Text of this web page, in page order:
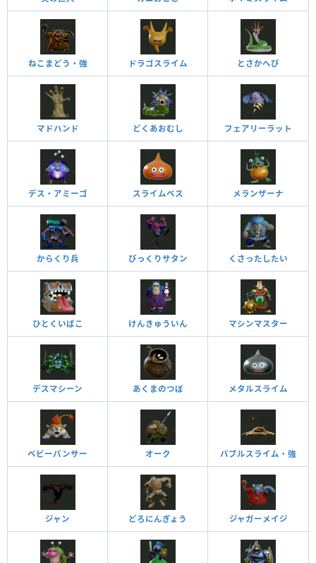
ねこまどう・強 ドラゴスライム とさかへび
マドハンド どくあおむし フェアリーラット
デス・アミーゴ スライムベス メランザーナ
からくり兵 びっくりサタン くさったしたい
ひとくいばこ けんきゅういん マシンマスター
デスマシーン あくまのつぼ メタルスライム
ベビーパンサー オーク バブルスライム・強
ジャン どろにんぎょう ジャガーメイジ